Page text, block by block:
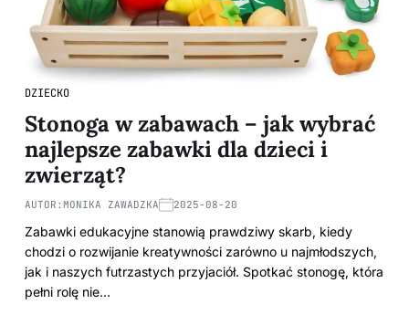
DZIECKO
Stonoga w zabawach – jak wybrać
najlepsze zabawki dla dzieci i
zwierząt?
AUTOR: MONIKA ZAWADZKA 2025-08-20
Zabawki edukacyjne stanowią prawdziwy skarb, kiedy
chodzi o rozwijanie kreatywności zarówno u najmłodszych,
jak i naszych futrzastych przyjaciół. Spotkać stonogę, która
pełni rolę nie…